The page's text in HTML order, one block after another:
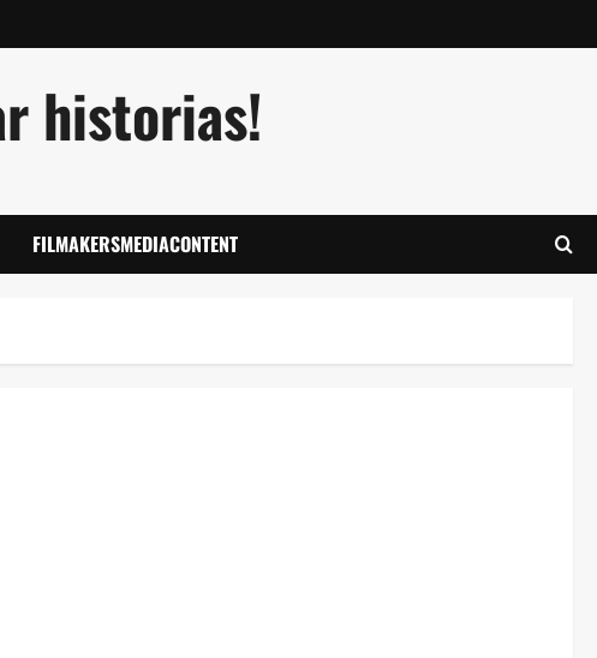
historias!
FILMAKERSMEDIACONTENT